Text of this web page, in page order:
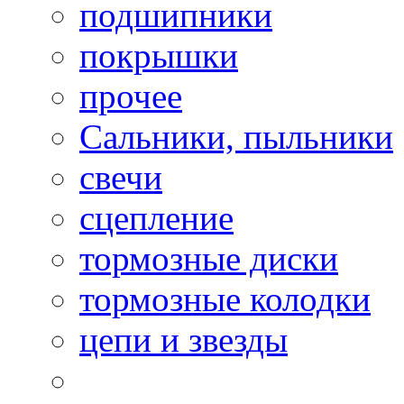
подшипники
покрышки
прочее
Сальники, пыльники
свечи
сцепление
тормозные диски
тормозные колодки
цепи и звезды